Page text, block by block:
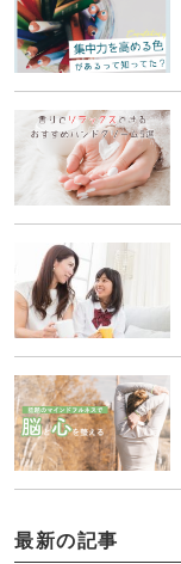
最新の記事